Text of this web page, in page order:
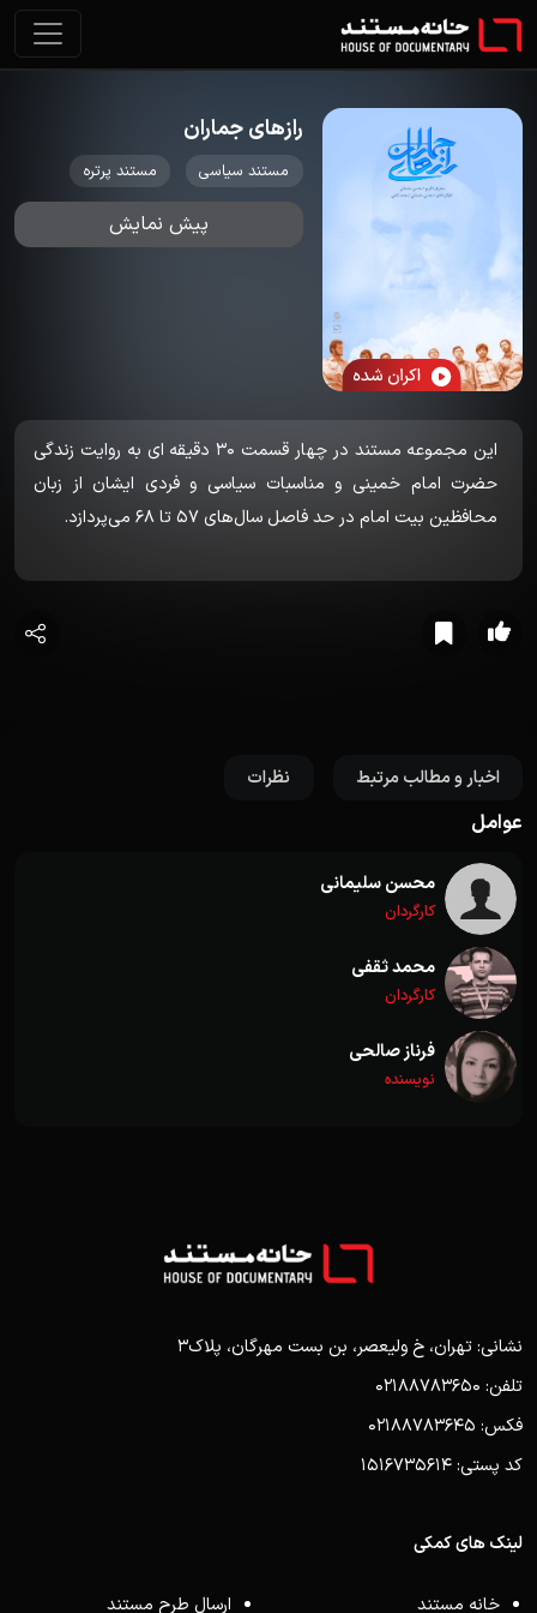
رازهای جماران
مستند سیاسی مستند پرتره
پیش نمایش
این مجموعه مستند در چهار قسمت 30 دقیقه ای به روایت زندگی
حضرت امام خمینی و مناسبات سیاسی و فردی ایشان از زبان
محافظین بیت امام در حد فاصل سال‌های 57 تا 68 می‌پردازد.
اخبار و مطالب مرتبط نظرات
عوامل
محسن سلیمانی
کارگردان
محمد ثقفی
کارگردان
فرناز صالحی
نویسنده
نشانی: تهران، خ ولیعصر، بن بست مهرگان، پلاک3
تلفن: 02188783650
فکس: 02188783645
کد پستی: 1516735614
لینک های کمکی
خانه مستند ارسال طرح مستند